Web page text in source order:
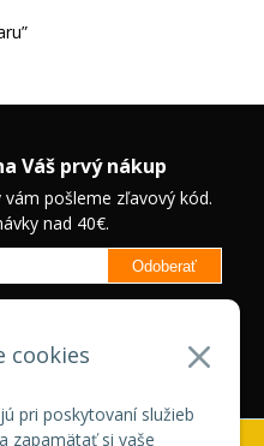
cookies
pri poskytovaní služieb
zapamätať si vaše
Váš prvý nákup
pošleme zľavový kód.
nad 40€.
Odoberať
pre Veľkoobchodných